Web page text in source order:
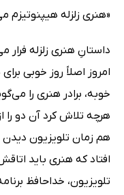
«هنری زلزله هیپنوتیزم
داستانِ هنری زلزله
امروز اصلاً روز خوبی
خوبه، برادر هنری را
هرچه تلاش کرد آن دو
هم زمان تلویزیون
افتاد که هنری باید
تلویزیون، خداحافظ